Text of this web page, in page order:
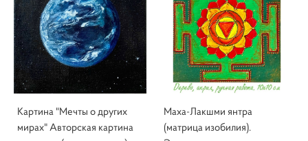
Картина "Мечты о других
мирах" Авторская картина
Маха-Лакшми янтра
(матрица изобилия).